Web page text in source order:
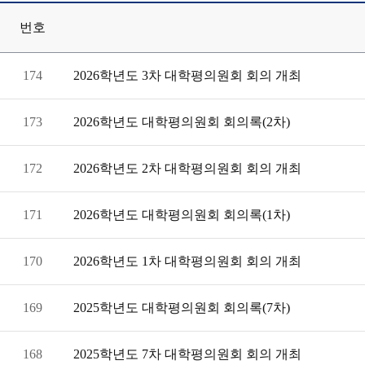
번호
174 2026학년도 3차 대학평의원회 회의 개최
173 2026학년도 대학평의원회 회의록(2차)
172 2026학년도 2차 대학평의원회 회의 개최
171 2026학년도 대학평의원회 회의록(1차)
170 2026학년도 1차 대학평의원회 회의 개최
169 2025학년도 대학평의원회 회의록(7차)
168 2025학년도 7차 대학평의원회 회의 개최